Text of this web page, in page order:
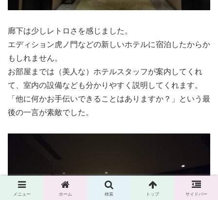
廊下は少しレトロさを感じました。
エディション虎ノ門などの新しいホテルに宿泊したからか
もしれません。
お部屋までは（美人な）ホテルスタッフが案内してくれ
て、室内の設備なども分かりやすく説明してくれます。
「他に何かお手伝いできることはありますか？」という最
後の一言が素敵でした。
メニュー ホーム 検索 トップ サイドバー